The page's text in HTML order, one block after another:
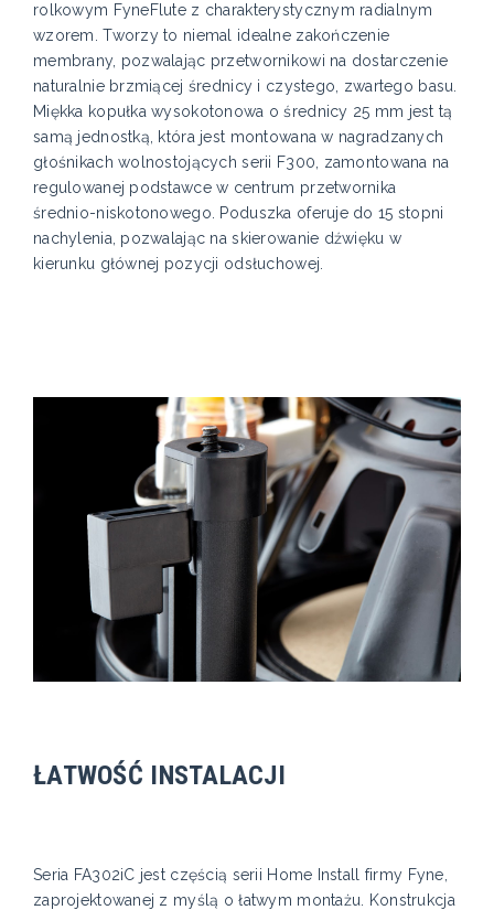
rolkowym FyneFlute z charakterystycznym radialnym
wzorem. Tworzy to niemal idealne zakończenie
membrany, pozwalając przetwornikowi na dostarczenie
naturalnie brzmiącej średnicy i czystego, zwartego basu.
Miękka kopułka wysokotonowa o średnicy 25 mm jest tą
samą jednostką, która jest montowana w nagradzanych
głośnikach wolnostojących serii F300, zamontowana na
regulowanej podstawce w centrum przetwornika
średnio-niskotonowego. Poduszka oferuje do 15 stopni
nachylenia, pozwalając na skierowanie dźwięku w
kierunku głównej pozycji odsłuchowej.
ŁATWOŚĆ INSTALACJI
Seria FA302iC jest częścią serii Home Install firmy Fyne,
zaprojektowanej z myślą o łatwym montażu. Konstrukcja